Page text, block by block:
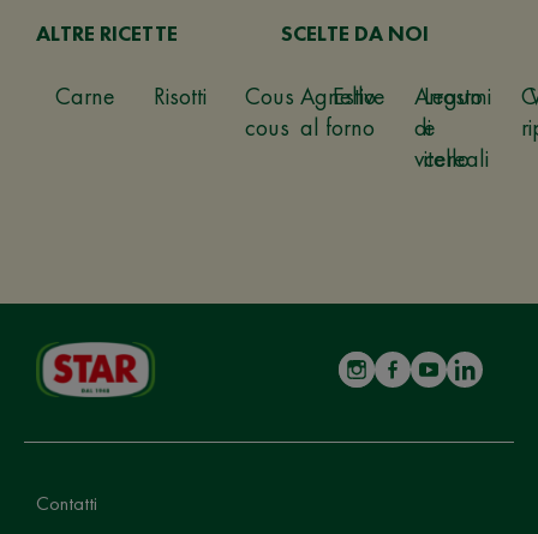
ALTRE RICETTE
Carne Risotti
Cous
cous
Estive
Legumi
e
cereali
SCELTE DA NOI
Agnello
al forno
Arrosto
di
vitello
Contatti